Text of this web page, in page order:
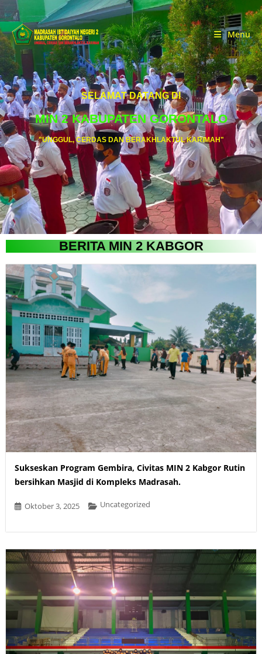
Menu
SELAMAT DATANG DI
MIN 2 KABUPATEN GORONTALO
"UNGGUL, CERDAS DAN BERAKHLAKTUL KARIMAH"
BERITA MIN 2 KABGOR
Sukseskan Program Gembira, Civitas MIN 2 Kabgor Rutin
bersihkan Masjid di Kompleks Madrasah.
Oktober 3, 2025 Uncategorized